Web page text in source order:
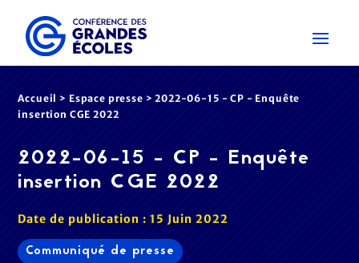
Accueil > Espace presse >2022-06-15 - CP - Enquête
insertion CGE 2022
2022-06-15 - CP - Enquête
insertion CGE 2022
Date de publication : 15 Juin 2022
Communiqué de presse